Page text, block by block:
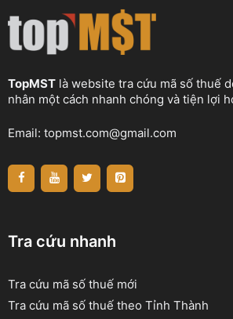
TopMST là website tra cứu mã số thuế
nhân một cách nhanh chóng và tiện lợi
Email: topmst.com@gmail.com
Tra cứu nhanh
Tra cứu mã số thuế mới
Tra cứu mã số thuế theo Tỉnh Thành